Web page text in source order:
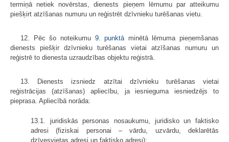
termiņā netiek novērstas, dienests pieņem lēmumu par atteikumu
piešķirt atzīšanas numuru un reģistrēt dzīvnieku turēšanas vietu.
12. Pēc šo noteikumu 9. punktāminētā lēmuma pieņemšanas
dienests piešķir dzīvnieku turēšanas vietai atzīšanas numuru un
reģistrē to dienesta uzraudzības objektu reģistrā.
13. Dienests izsniedz atzītai dzīvnieku turēšanas vietai
reģistrācijas (atzīšanas) apliecību, ja iesnieguma iesniedzējs to
pieprasa. Apliecībā norāda:
13.1. juridiskās personas nosaukumu, juridisko un faktisko
adresi (fiziskai personai – vārdu, uzvārdu, deklarētās
dzīvesvietas adresi un faktisko adresi);